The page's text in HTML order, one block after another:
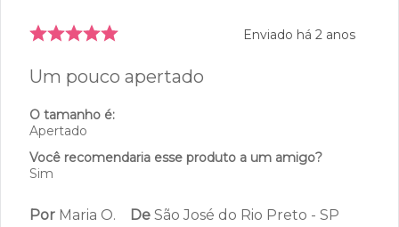
Enviado há 2 anos
Um pouco apertado
O tamanho é:
Apertado
Você recomendaria esse produto a um amigo?
Sim
Por Maria O. De São José do Rio Preto - SP